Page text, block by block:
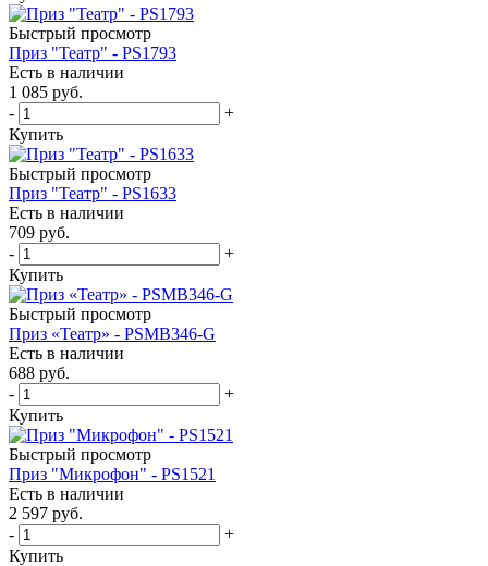
Быстрый просмотр
Приз "Театр" - PS1793
Есть в наличии
1 085 руб.
-
+
Купить
Быстрый просмотр
Приз "Театр" - PS1633
Есть в наличии
709 руб.
-
+
Купить
Быстрый просмотр
Приз «Театр» - PSMB346-G
Есть в наличии
688 руб.
-
+
Купить
Быстрый просмотр
Приз "Микрофон" - PS1521
Есть в наличии
2 597 руб.
-
+
Купить